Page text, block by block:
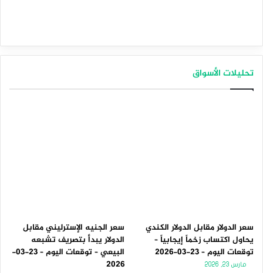
تحليلات الأسواق
سعر الدولار مقابل الدولار الكندي
يحاول اكتساب زخماً إيجابياً –
توقعات اليوم – 23-03-2026
مارس 23, 2026
سعر الجنيه الإسترليني مقابل
الدولار يبدأ بتصريف تشبعه
البيعي – توقعات اليوم – 23-03-
2026